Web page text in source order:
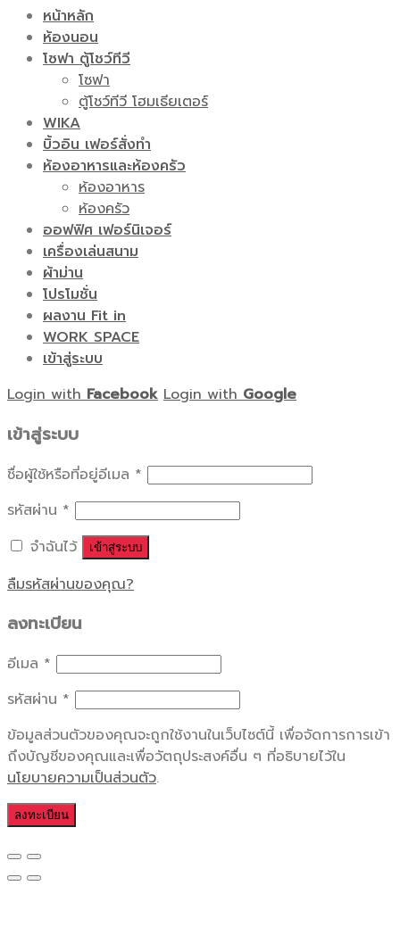
หน้าหลัก
ห้องนอน
โซฟา ตู้โชว์ทีวี
โซฟา
ตู้โชว์ทีวี โฮมเธียเตอร์
WIKA
บิ้วอิน เฟอร์สั่งทำ
ห้องอาหารและห้องครัว
ห้องอาหาร
ห้องครัว
ออฟฟิศ เฟอร์นิเจอร์
เครื่องเล่นสนาม
ผ้าม่าน
โปรโมชั่น
ผลงาน Fit in
WORK SPACE
เข้าสู่ระบบ
Login withFacebook Login withGoogle
เข้าสู่ระบบ
ชื่อผู้ใช้หรือที่อยู่อีเมล *
รหัสผ่าน *
จำฉันไว้
เข้าสู่ระบบ
ลืมรหัสผ่านของคุณ?
ลงทะเบียน
อีเมล *
รหัสผ่าน *
ข้อมูลส่วนตัวของคุณจะถูกใช้งานในเว็บไซต์นี้ เพื่อจัดการการเข้า
ถึงบัญชีของคุณและเพื่อวัตถุประสงค์อื่น ๆ ที่อธิบายไว้ใน
นโยบายความเป็นส่วนตัว.
ลงทะเบียน